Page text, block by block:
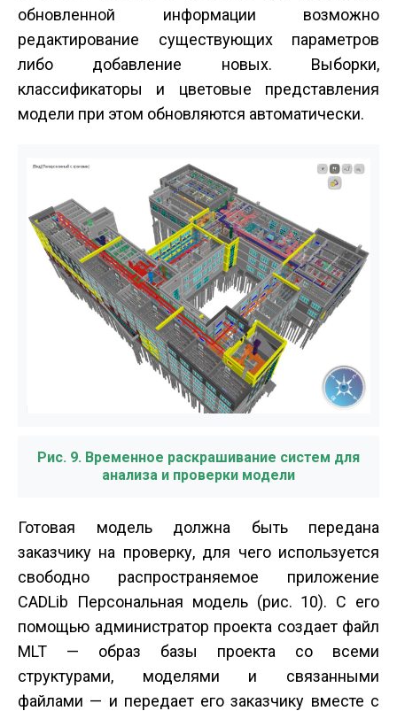
обновленной информации возможно
редактирование существующих параметров
либо добавление новых. Выборки,
классификаторы и цветовые представления
модели при этом обновляются автоматически.
Рис. 9. Временное раскрашивание систем для
анализа и проверки модели
Готовая модель должна быть передана
заказчику на проверку, для чего используется
свободно распространяемое приложение
CADLib Персональная модель (рис. 10). С его
помощью администратор проекта создает файл
MLT — образ базы проекта со всеми
структурами, моделями и связанными
файлами — и передает его заказчику вместе с